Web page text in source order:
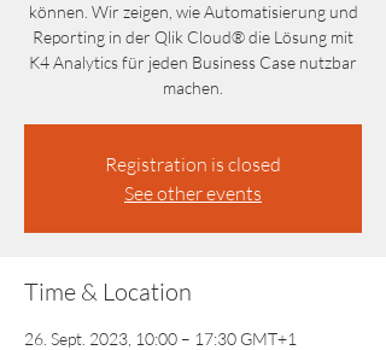
können. Wir zeigen, wie Automatisierung und
Reporting in der Qlik Cloud® die Lösung mit
K4 Analytics für jeden Business Case nutzbar
machen.
Registration is closed
See other events
Time & Location
26. Sept. 2023, 10:00 – 17:30 GMT+1